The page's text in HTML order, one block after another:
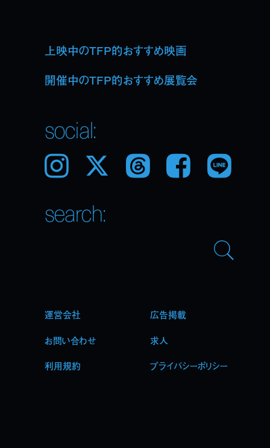
上映中のTFP的おすすめ映画
開催中のTFP的おすすめ展覧会
social:
Instagram 𝕏 Threads Facebook LINE
search:
運営会社
広告掲載
お問い合わせ
求人
利用規約 プライバシーポリシー